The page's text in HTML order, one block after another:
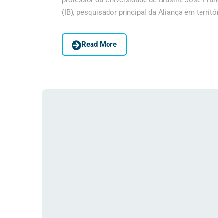
(IB), pesquisador principal da Aliança em
Read More